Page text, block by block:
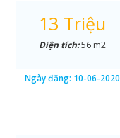
13 Triệu
Diện tích:56 m2
Ngày đăng: 10-06-2020